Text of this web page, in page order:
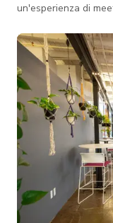
un'esperienza di
fogli mobili,
nostri pacchetti ti
produttività prima e